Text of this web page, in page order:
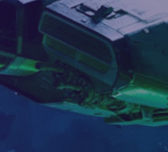
ALOY.